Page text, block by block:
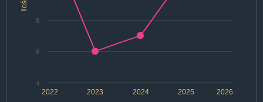
Ilość
2022 2024 2026
2023 2025
4
6
8